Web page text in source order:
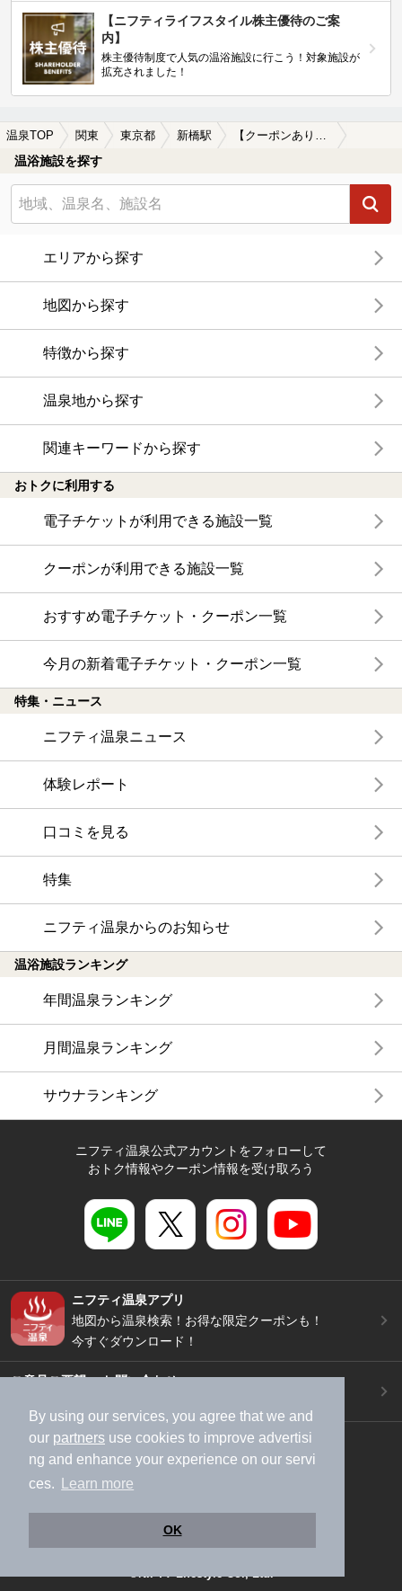
By using our services, you agree that we and
our partners use cookies to improve advertisi
ng and enhance your experience on our servi
ces.
Learn more
OK
【ニフティライフスタイル株主優待のご案
内】
株主優待制度で人気の温浴施設に行こう！対象施設が
拡充されました！
温泉TOP 関東 東京都 新橋駅
温浴施設を探す
エリアから探す
地図から探す
特徴から探す
温泉地から探す
関連キーワードから探す
おトクに利用する
電子チケットが利用できる施設一覧
クーポンが利用できる施設一覧
おすすめ電子チケット・クーポン一覧
今月の新着電子チケット・クーポン一覧
特集・ニュース
ニフティ温泉ニュース
体験レポート
口コミを見る
特集
ニフティ温泉からのお知らせ
温浴施設ランキング
年間温泉ランキング
月間温泉ランキング
サウナランキング
ニフティ温泉公式アカウントをフォローして
おトク情報やクーポン情報を受け取ろう
ニフティ温泉アプリ
地図から温泉検索！お得な限定クーポンも！
今すぐダウンロード！
ご意見ご要望 ・お問い合わせ
スマートフォン /
PC
加盟店募集（資料請求）
広告出稿のご案内
利用規約
特定商取引法に基づく表記
ヘルプ
採用情報